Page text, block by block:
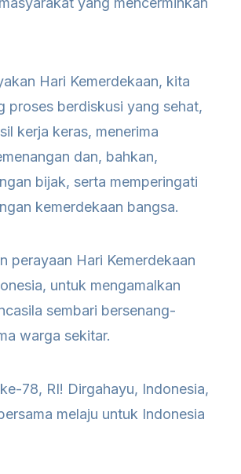
Hari Kemerdekaan, kita
proses berdiskusi yang sehat,
kerja keras, menerima
dan, bahkan,
bijak, serta memperingati
kemerdekaan bangsa.
perayaan Hari Kemerdekaan
untuk mengamalkan
sembari bersenang-
warga sekitar.
78, RI! Dirgahayu, Indonesia,
melaju untuk Indonesia